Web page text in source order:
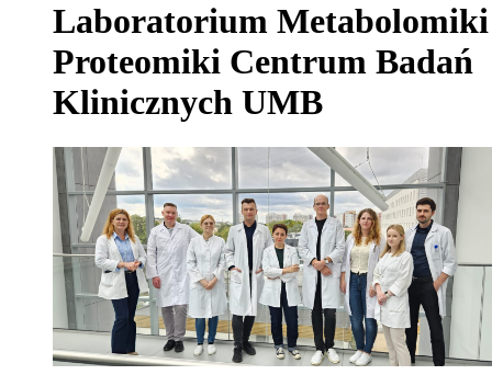
Laboratorium
Proteomiki Centrum Badań
Klinicznych UMB